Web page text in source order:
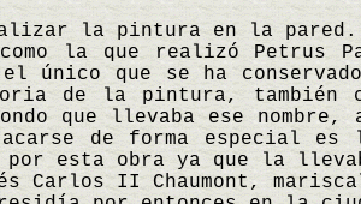
la pintura en la
la que realizó Petrus
único que se ha
de la pintura, también
que llevaba ese nombre,
de forma especial es
esta obra ya que la
Carlos II Chaumont,